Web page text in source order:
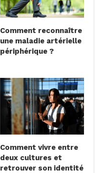
Comment reconnaître
une maladie artérielle
périphérique ?
Comment vivre entre
deux cultures et
retrouver son identité